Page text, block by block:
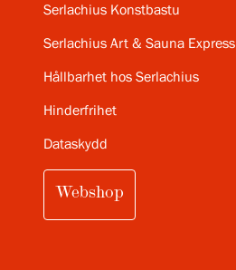
Serlachius Konstbastu
Serlachius Art & Sauna Express
Hållbarhet hos Serlachius
Hinderfrihet
Dataskydd
Webshop